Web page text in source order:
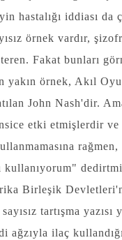
hastalığı iddiası da
örnek vardır,
Fakat bunları
yakın örnek, Akıl
John Nash'dir.
etki etmişlerdir ve
kullanıyorum"
Birleşik
tartışma yazısı
ağzıyla ilaç